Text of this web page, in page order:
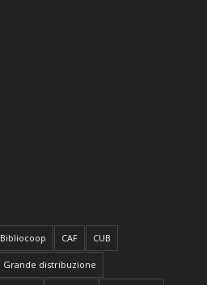
Bibliocoop CAF CUB
Grande distribuzione